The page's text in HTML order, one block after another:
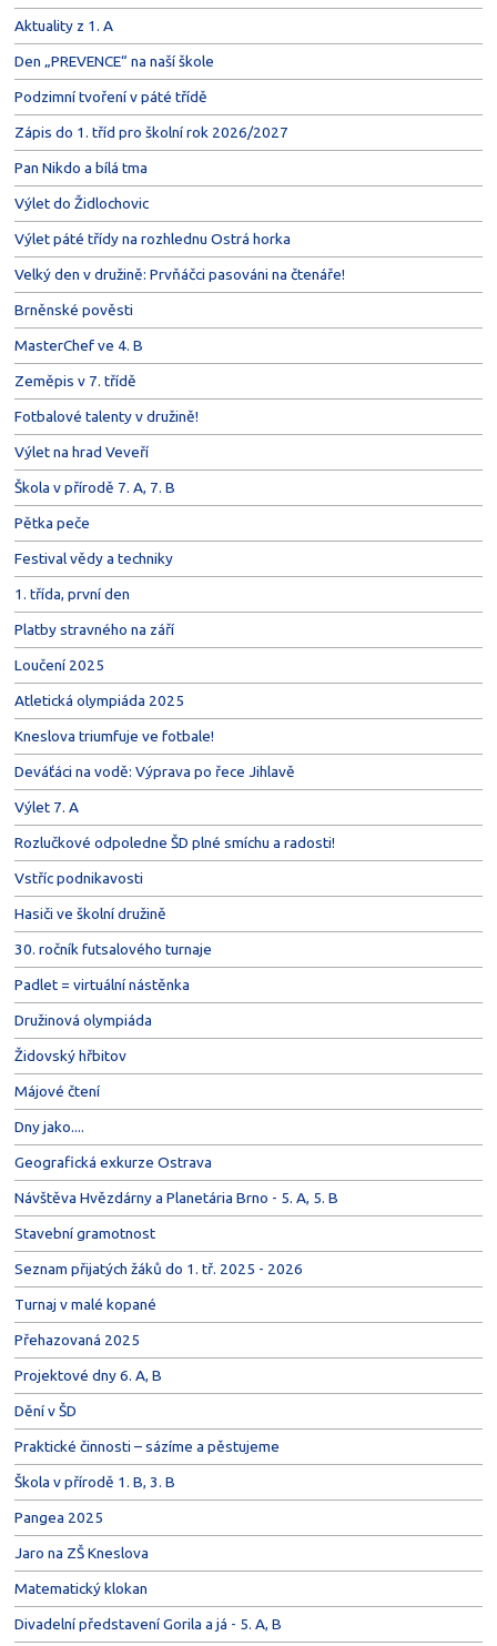
Aktuality z 1. A
Den „PREVENCE“ na naší škole
Podzimní tvoření v páté třídě
Zápis do 1. tříd pro školní rok 2026/2027
Pan Nikdo a bílá tma
Výlet do Židlochovic
Výlet páté třídy na rozhlednu Ostrá horka
Velký den v družině: Prvňáčci pasováni na čtenáře!
Brněnské pověsti
MasterChef ve 4. B
Zeměpis v 7. třídě
Fotbalové talenty v družině!
Výlet na hrad Veveří
Škola v přírodě 7. A, 7. B
Pětka peče
Festival vědy a techniky
1. třída, první den
Platby stravného na září
Loučení 2025
Atletická olympiáda 2025
Kneslova triumfuje ve fotbale!
Deváťáci na vodě: Výprava po řece Jihlavě
Výlet 7. A
Rozlučkové odpoledne ŠD plné smíchu a radosti!
Vstříc podnikavosti
Hasiči ve školní družině
30. ročník futsalového turnaje
Padlet = virtuální nástěnka
Družinová olympiáda
Židovský hřbitov
Májové čtení
Dny jako....
Geografická exkurze Ostrava
Návštěva Hvězdárny a Planetária Brno - 5. A, 5. B
Stavební gramotnost
Seznam přijatých žáků do 1. tř. 2025 - 2026
Turnaj v malé kopané
Přehazovaná 2025
Projektové dny 6. A, B
Dění v ŠD
Praktické činnosti – sázíme a pěstujeme
Škola v přírodě 1. B, 3. B
Pangea 2025
Jaro na ZŠ Kneslova
Matematický klokan
Divadelní představení Gorila a já - 5. A, B